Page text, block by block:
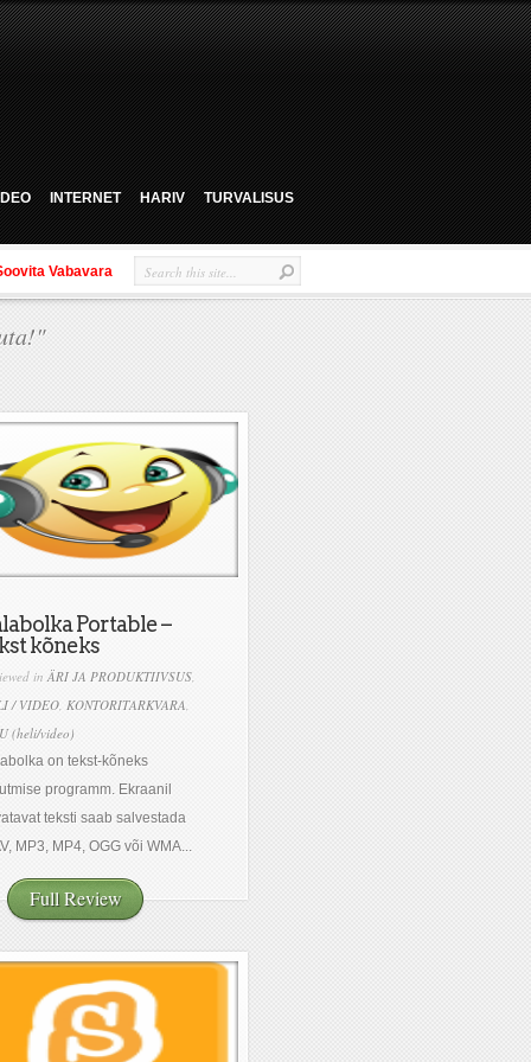
INTERNET HARIV TURVALISUS
Vabavara
Portable –
kõneks
inÄRI JA PRODUKTIIVSUS,
/ VIDEO, KONTORITARKVARA,
(heli/video)
on tekst-kõneks
programm. Ekraanil
teksti saab salvestada
MP3, MP4, OGG või WMA...
Full Review